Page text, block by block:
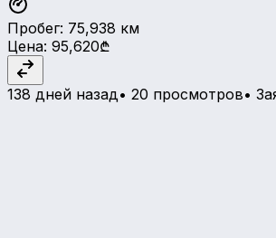
Пробег: 75,938 км
Цена: 95,620₾
138 дней назад• 20 просмотров•